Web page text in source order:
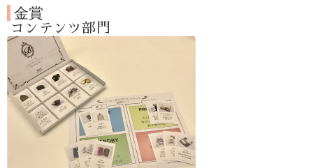
金賞
コンテンツ部門